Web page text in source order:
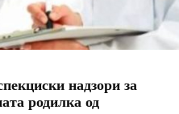
надзори за
родилка од